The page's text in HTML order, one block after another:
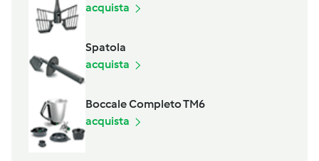
acquista
Spatola
acquista
Boccale Completo TM6
acquista